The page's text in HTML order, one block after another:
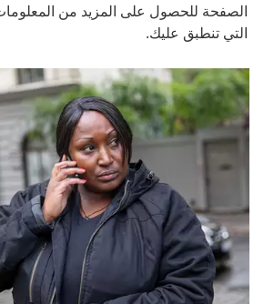
الصفحة للحصول على المزيد من
التي تنطبق عليك.